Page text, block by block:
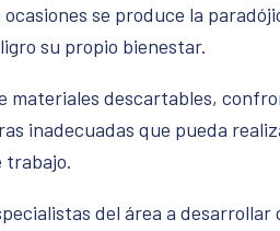
ocasiones se produce la
su propio bienestar.
materiales descartables,
inadecuadas que pueda
trabajo.
del área a